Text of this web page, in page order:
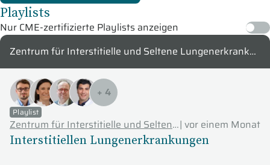
Playlists
Nur CME-zertifizierte Playlists anzeigen
Zentrum für Interstitielle und Seltene Lungenerkrankungen (ZISL) - Justus-Liebig-Universität Gießen
+ 4
Playlist
Zentrum für Interstitielle und Seltene Lungenerkrankungen (ZISL) - Justus-Liebig-Universität Gießen| vor einem Monat
Interstitiellen Lungenerkrankungen